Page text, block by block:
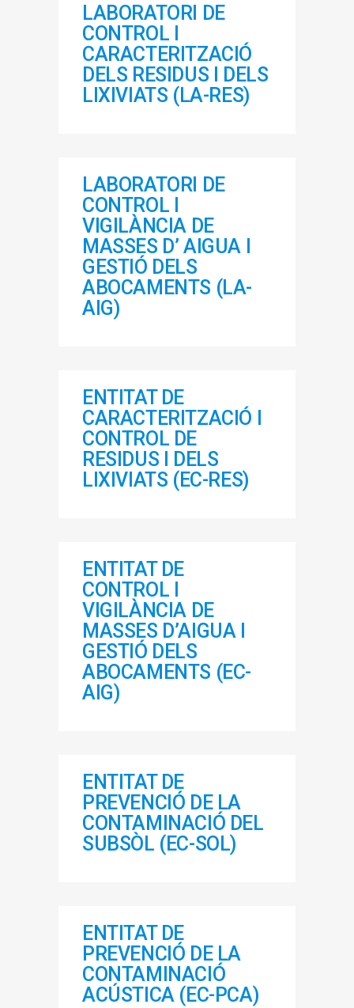
LABORATORI DE
CONTROL I
CARACTERITZACIÓ
DELS RESIDUS I DELS
LIXIVIATS (LA-RES)
LABORATORI DE
CONTROL I
VIGILÀNCIA DE
MASSES D’ AIGUA I
GESTIÓ DELS
ABOCAMENTS (LA-
AIG)
ENTITAT DE
CARACTERITZACIÓ I
CONTROL DE
RESIDUS I DELS
LIXIVIATS (EC-RES)
ENTITAT DE
CONTROL I
VIGILÀNCIA DE
MASSES D’AIGUA I
GESTIÓ DELS
ABOCAMENTS (EC-
AIG)
ENTITAT DE
PREVENCIÓ DE LA
CONTAMINACIÓ DEL
SUBSÒL (EC-SOL)
ENTITAT DE
PREVENCIÓ DE LA
CONTAMINACIÓ
ACÚSTICA (EC-PCA)